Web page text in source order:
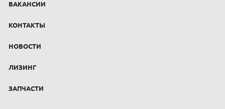
ВАКАНСИИ
КОНТАКТЫ
НОВОСТИ
ЛИЗИНГ
ЗАПЧАСТИ